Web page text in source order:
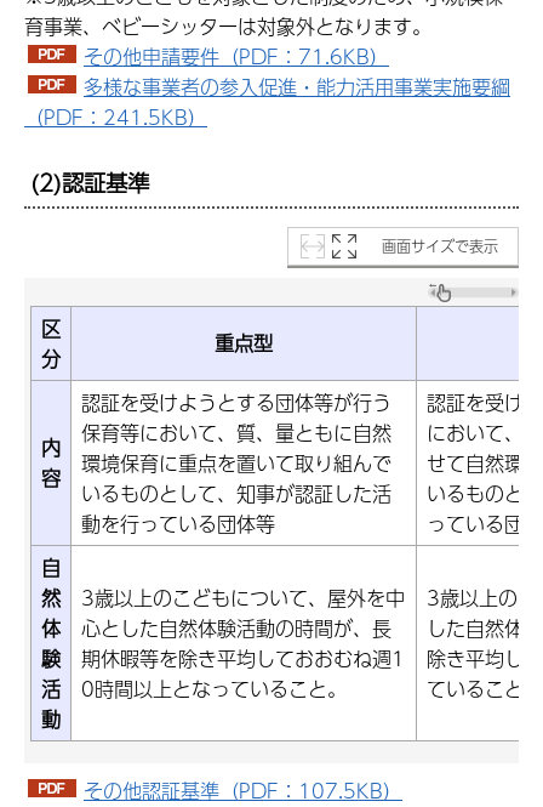
育事業、ベビーシッターは対象外となります。
その他申請要件（PDF：71.6KB）
多様な事業者の参入促進・能力活用事業実施要綱
（PDF：241.5KB）
(2)認証基準
画面サイズで表示
区
分
重点型
内
容
認証を受けようとする団体等が行う
保育等において、質、量ともに自然
環境保育に重点を置いて取り組んで
いるものとして、知事が認証した活
動を行っている団体等
認証を受け
において、
せて自然環
いるものと
っている団
自
然
体
験
活
動
3歳以上のこどもについて、屋外を中
心とした自然体験活動の時間が、長
期休暇等を除き平均しておおむね週1
0時間以上となっていること。
3歳以上の
した自然体
除き平均し
ていること。
その他認証基準（PDF：107.5KB）